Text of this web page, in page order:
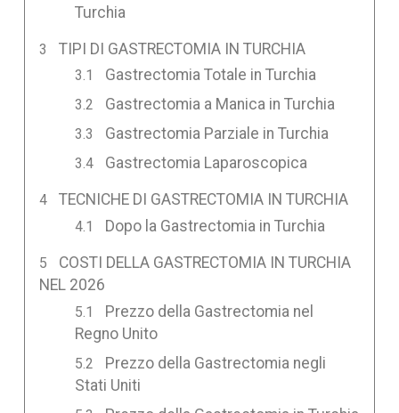
Turchia
TIPI DI GASTRECTOMIA IN TURCHIA
Gastrectomia Totale in Turchia
Gastrectomia a Manica in Turchia
Gastrectomia Parziale in Turchia
Gastrectomia Laparoscopica
TECNICHE DI GASTRECTOMIA IN TURCHIA
Dopo la Gastrectomia in Turchia
COSTI DELLA GASTRECTOMIA IN TURCHIA
NEL 2026
Prezzo della Gastrectomia nel
Regno Unito
Prezzo della Gastrectomia negli
Stati Uniti